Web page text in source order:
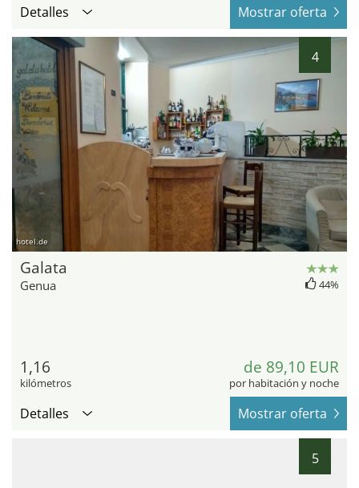
Detalles Mostrar oferta
4
hotel.de
Galata
Genua 44%
1,16
kilómetros
de 89,10 EUR
por habitación y noche
Detalles Mostrar oferta
5